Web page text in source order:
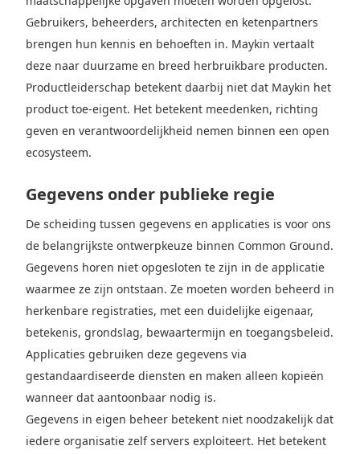
Gebruikers, beheerders, architecten en ketenpartners
brengen hun kennis en behoeften in. Maykin vertaalt
deze naar duurzame en breed herbruikbare producten.
Productleiderschap betekent daarbij niet dat Maykin het
product toe-eigent. Het betekent meedenken, richting
geven en verantwoordelijkheid nemen binnen een open
ecosysteem.
Gegevens onder publieke regie
De scheiding tussen gegevens en applicaties is voor ons
de belangrijkste ontwerpkeuze binnen Common Ground.
Gegevens horen niet opgesloten te zijn in de applicatie
waarmee ze zijn ontstaan. Ze moeten worden beheerd in
herkenbare registraties, met een duidelijke eigenaar,
betekenis, grondslag, bewaartermijn en toegangsbeleid.
Applicaties gebruiken deze gegevens via
gestandaardiseerde diensten en maken alleen kopieën
wanneer dat aantoonbaar nodig is.
Gegevens in eigen beheer betekent niet noodzakelijk dat
iedere organisatie zelf servers exploiteert. Het betekent